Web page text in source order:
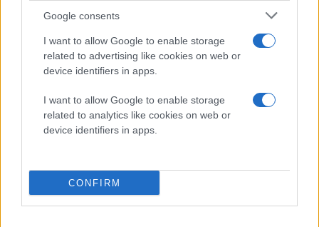
Google consents
I want to allow Google to enable storage
related to advertising like cookies on web or
device identifiers in apps.
I want to allow Google to enable storage
related to analytics like cookies on web or
device identifiers in apps.
CONFIRM
CLTC που χρησιμοποιείται στην Κίνα. Ο Lei Jun εξηγεί
επιτευχθεί με διαφορετικούς τύπους οδήγησης.